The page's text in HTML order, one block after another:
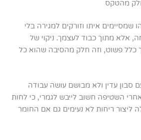
חלק מהטקס
איתו וזורקים למגירה בלי
אלא מתוך כבוד לעצמך. ניקוי של
כלל פשוט, וזה חלק מהסיבה שהוא כל
סבון עדין ולא מבושם עושה עבודה
השטיפה חשוב לייבש לגמרי, כי לחות
ליצור ריחות לא נעימים גם אם החומר